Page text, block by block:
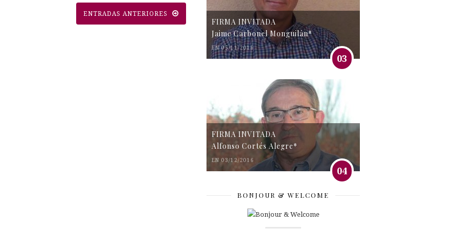
ENTRADAS ANTERIORES
FIRMA INVITADA
Jaime Carbonel Monguilán*
EN 05/11/2016
03
FIRMA INVITADA
Alfonso Cortés Alegre*
EN 03/12/2016
04
BONJOUR & WELCOME